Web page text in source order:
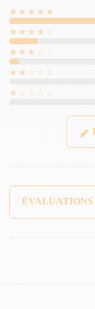
★★★★★
★★★★☆
★★★☆☆
★★☆☆☆
★☆☆☆☆
ÉVALUATIONS